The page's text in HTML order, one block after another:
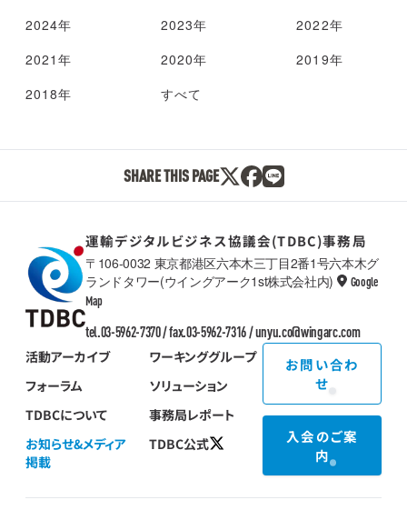
2024年 2023年
2022年
2021年
2020年
2019年
2018年
すべて
SHARE THIS PAGE
TDBC
運輸デジタルビジネス協議会(TDBC)事務局
〒106-0032 東京都港区六本木三丁目2番1号六本木グ
ランドタワー(ウイングアーク1st株式会社内)
Google
Map
tel.03-5962-7370 / fax.03-5962-7316 /unyu.co@wingarc.com
活動アーカイブ
ワーキンググループ
フォーラム
ソリューション
TDBCについて
事務局レポート
お知らせ&メディア
掲載
TDBC公式
お問い合わ
せ
入会のご案
内